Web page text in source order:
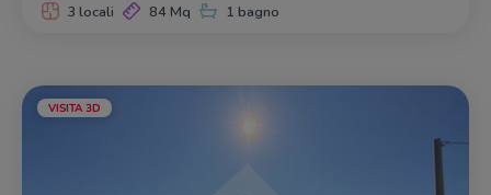
3 locali 84 Mq 1 bagno
VISITA 3D